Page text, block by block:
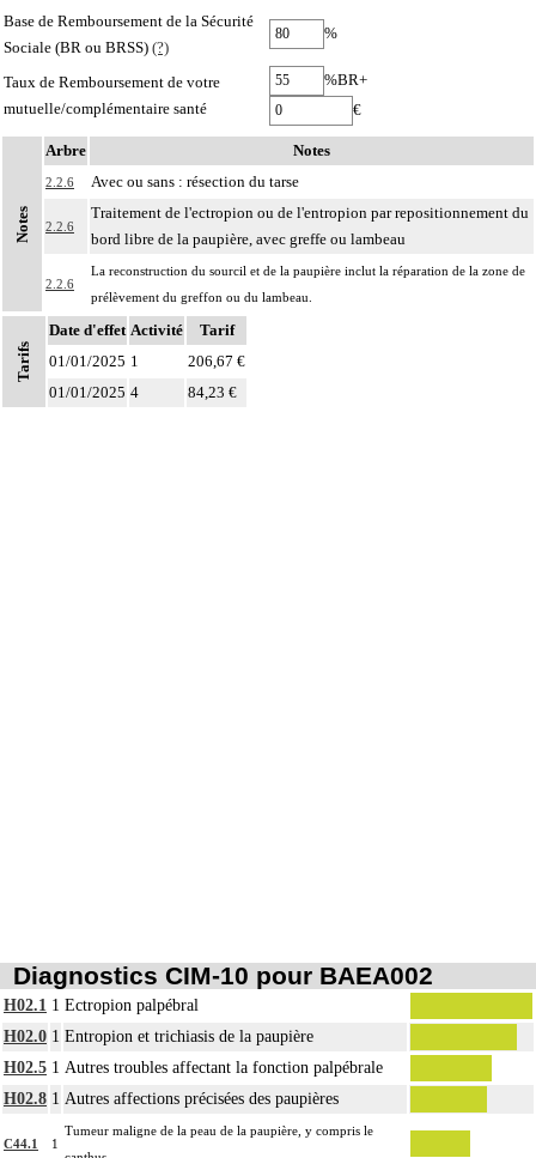
Base de Remboursement de la Sécurité
Sociale (BR ou BRSS) (?)
%
Taux de Remboursement de votre
mutuelle/complémentaire santé
%BR+
€
Notes
Arbre Notes
2.2.6 Avec ou sans : résection du tarse
2.2.6
Traitement de l'ectropion ou de l'entropion par repositionnement du
bord libre de la paupière, avec greffe ou lambeau
2.2.6
La reconstruction du sourcil et de la paupière inclut la réparation de la zone de
prélèvement du greffon ou du lambeau.
Tarifs
Date d'effet Activité
Tarif
01/01/2025 1
206,67 €
01/01/2025 4 84,23 €
Diagnostics CIM-10 pour BAEA002
H02.1 1 Ectropion palpébral
H02.0 1 Entropion et trichiasis de la paupière
H02.5 1 Autres troubles affectant la fonction palpébrale
H02.8 1 Autres affections précisées des paupières
C44.1 1
Tumeur maligne de la peau de la paupière, y compris le